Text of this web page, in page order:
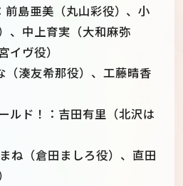
島亜美（丸山彩役）、小
、中上育実（大和麻弥
イヴ役）
湊友希那役）、工藤晴香
ルド！：吉田有里（北沢は
ね（倉田ましろ役）、直田